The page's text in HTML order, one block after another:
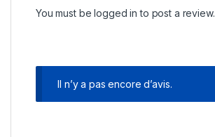
You must belogged in to post a review.
Il n’y a pas encore d’avis.